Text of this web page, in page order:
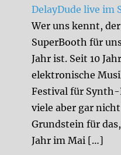
DelayDude live im
Wer uns kennt,
SuperBooth für
Jahr ist. Seit 10
elektronische
Festival für
viele aber gar
Grundstein für
Jahr im Mai […]